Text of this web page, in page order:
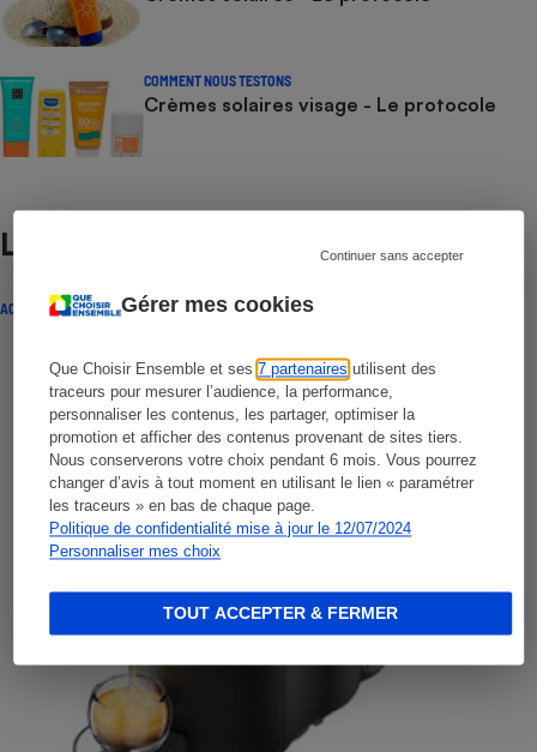
Gérer mes cookies
Que Choisir Ensemble et ses7 partenaires utilisent des
traceurs pour mesurer l’audience, la performance,
personnaliser les contenus, les partager, optimiser la
promotion et afficher des contenus provenant de sites tiers.
Nous conserverons votre choix pendant 6 mois. Vous pourrez
changer d’avis à tout moment en utilisant le lien « paramétrer
les traceurs » en bas de chaque page.
Politique de confidentialité mise à jour le 12/07/2024
Personnaliser mes choix
Continuer sans accepter
TOUT ACCEPTER & FERMER
COMMENT NOUS TESTONS
Crèmes solaires visage - Le protocole
Lire aussi
ACTUALITÉ